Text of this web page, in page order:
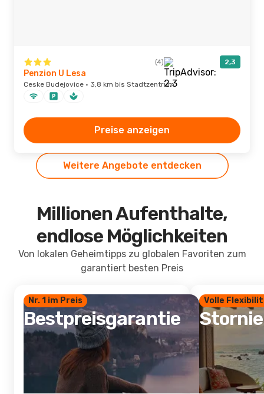
(4) 2,3
Penzion U Lesa
Ceske Budejovice · 3,8 km bis Stadtzentrum
Preise anzeigen
Weitere Angebote entdecken
Millionen Aufenthalte,
endlose Möglichkeiten
Von lokalen Geheimtipps zu globalen Favoriten zum
garantiert besten Preis
Nr. 1 im Preis
Bestpreisgarantie
Volle